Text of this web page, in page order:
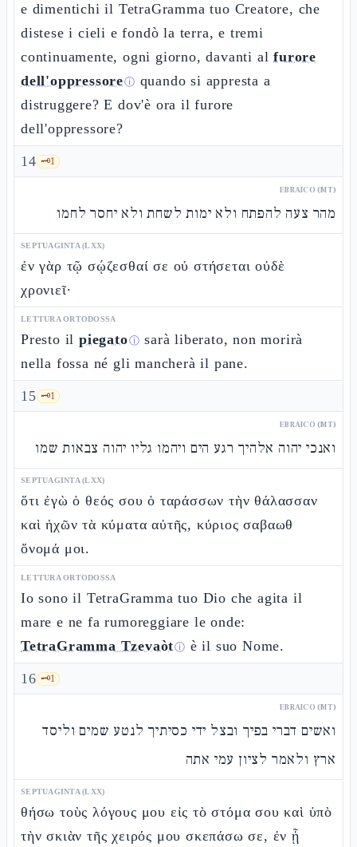
e dimentichi il TetraGramma tuo Creatore, che
distese i cieli e fondò la terra, e tremi
continuamente, ogni giorno, davanti alfurore
dell'oppressoreⓘ quando si appresta a
distruggere? E dov'è ora il furore
dell'oppressore?
14 🗝️1
EBRAICO (MT)
מהר צעה להפתח ולא ימות לשחת ולא יחסר לחמו
SEPTUAGINTA (LXX)
ἐν γὰρ τῷ σῴζεσθαί σε οὐ στήσεται οὐδὲ
χρονιεῖ·
LETTURA ORTODOSSA
Presto il piegatoⓘ sarà liberato, non morirà
nella fossa né gli mancherà il pane.
15 🗝️1
EBRAICO (MT)
ואנכי יהוה אלהיך רגע הים ויהמו גליו יהוה צבאות שמו
SEPTUAGINTA (LXX)
ὅτι ἐγὼ ὁ θεός σου ὁ ταράσσων τὴν θάλασσαν
καὶ ἠχῶν τὰ κύματα αὐτῆς, κύριος σαβαωθ
ὄνομά μοι.
LETTURA ORTODOSSA
Io sono il TetraGramma tuo Dio che agita il
mare e ne fa rumoreggiare le onde:
TetraGramma Tzevaòtⓘ è il suo Nome.
16 🗝️1
EBRAICO (MT)
ואשים דברי בפיך ובצל ידי כסיתיך לנטע שמים וליסד
ארץ ולאמר לציון עמי אתה
SEPTUAGINTA (LXX)
θήσω τοὺς λόγους μου εἰς τὸ στόμα σου καὶ ὑπὸ
τὴν σκιὰν τῆς χειρός μου σκεπάσω σε, ἐν ᾗ